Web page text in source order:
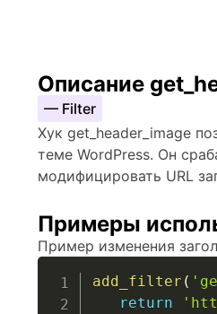
Описание
— Filter
Хук get_header_image
теме WordPress. Он
модифицировать URL
Примеры
Пример изменения
add_filter (
return